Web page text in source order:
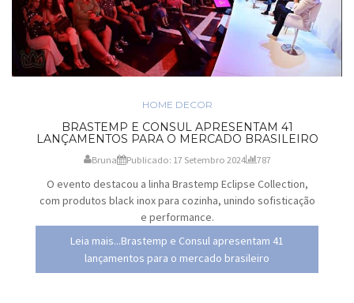
HOME DECOR
BRASTEMP E CONSUL APRESENTAM 41
LANÇAMENTOS PARA O MERCADO BRASILEIRO
Bruna Publicado: 17 Setembro 2024 787
O evento destacou a linha Brastemp Eclipse Collection,
com produtos black inox para cozinha, unindo sofisticação
e performance.
Leia mais...Brastemp e Consul apresentam 41
lançamentos para o mercado brasileiro